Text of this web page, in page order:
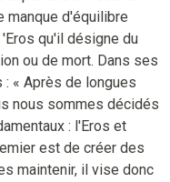
manque d'équilibre
qu'il désigne du
ou de mort. Dans ses
« Après de longues
nous sommes décidés
: l'Eros et
est de créer des
maintenir, il vise donc